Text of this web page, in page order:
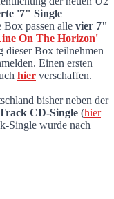
'Single
'7" Single
Box passen alle vier 7"
On The Horizon'
dieser Box teilnehmen
Einen ersten
hier verschaffen.
bisher neben der
CD-Single (hier
Single wurde nach